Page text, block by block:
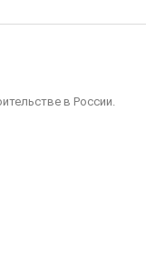
в России.